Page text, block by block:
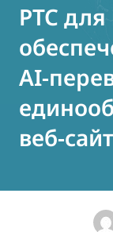
PTC
AI-
веб-